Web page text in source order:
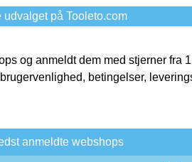
udvalget på Tooleto.com
og anmeldt dem med stjerner fra
betingelser,
anmeldte webshops